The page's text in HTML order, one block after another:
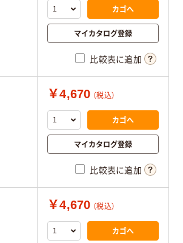
カゴへ
マイカタログ登録
比較表に追加
￥4,670 （税込）
カゴへ
マイカタログ登録
比較表に追加
￥4,670 （税込）
カゴへ